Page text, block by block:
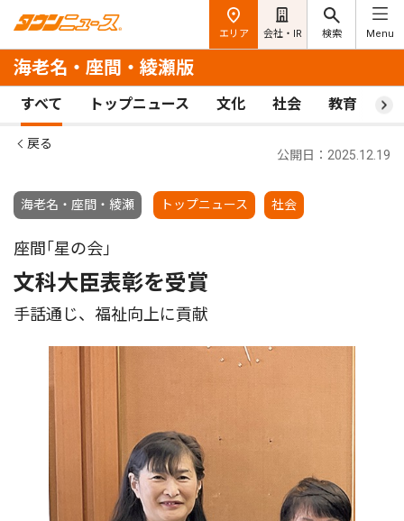
エリア 会社・IR 検索 Menu
海老名・座間・綾瀬版
すべて トップニュース 文化 社会 教育 ス
戻る
海老名・座間・綾瀬 トップニュース 社会
公開日：2025.12.19
座間｢星の会｣
文科大臣表彰を受賞
手話通じ、福祉向上に貢献